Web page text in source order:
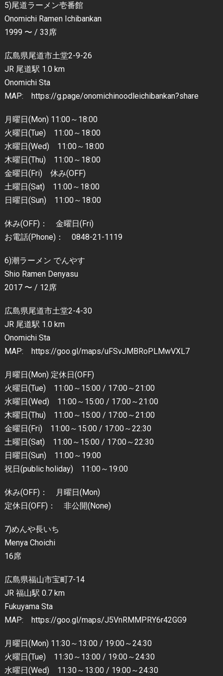
5)尾道ラーメン壱番館
Onomichi Ramen Ichibankan
1999 〜 / 33席
広島県尾道市土堂2-9-26
JR 尾道駅 1.0 km
Onomichi Sta
MAP: https://g.page/onomichinoodleichibankan?share
月曜日(Mon) 11:00～18:00
火曜日(Tue) 11:00～18:00
水曜日(Wed) 11:00～18:00
木曜日(Thu) 11:00～18:00
金曜日(Fri) 休み(OFF)
土曜日(Sat) 11:00～18:00
日曜日(Sun) 11:00～18:00
休み(OFF)： 金曜日(Fri)
お電話(Phone)： 0848-21-1119
6)潮ラーメン でんやす
Shio Ramen Denyasu
2017 〜 / 12席
広島県尾道市土堂2-4-30
JR 尾道駅 1.0 km
Onomichi Sta
MAP: https://goo.gl/maps/uFSvJMBRoPLMwVXL7
月曜日(Mon) 定休日(OFF)
火曜日(Tue) 11:00～15:00 / 17:00～21:00
水曜日(Wed) 11:00～15:00 / 17:00～21:00
木曜日(Thu) 11:00～15:00 / 17:00～21:00
金曜日(Fri) 11:00～15:00 / 17:00～22:30
土曜日(Sat) 11:00～15:00 / 17:00～22:30
日曜日(Sun) 11:00～19:00
祝日(public holiday) 11:00～19:00
休み(OFF)： 月曜日(Mon)
定休日(OFF)： 非公開(None)
7)めんや長いち
Menya Choichi
16席
広島県福山市宝町7-14
JR 福山駅 0.7 km
Fukuyama Sta
MAP: https://goo.gl/maps/J5VnRMMPRY6r42GG9
月曜日(Mon) 11:30～13:00 / 19:00～24:30
火曜日(Tue) 11:30～13:00 / 19:00～24:30
水曜日(Wed) 11:30～13:00 / 19:00～24:30